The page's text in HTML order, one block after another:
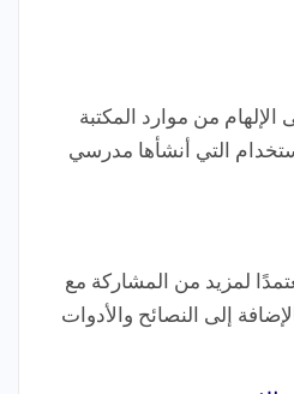
من موارد المكتبة
التي أنشأها مدرسي
لمزيد من المشاركة مع
إلى النصائح والأدوات